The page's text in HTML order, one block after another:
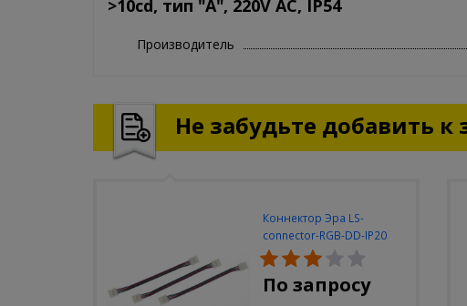
>10cd, тип "А", 220V AC, IP54
Производитель
Не забудьте добавить к
Коннектор Эра LS-
connector-RGB-DD-IP20
(3шт/уп)
По запросу